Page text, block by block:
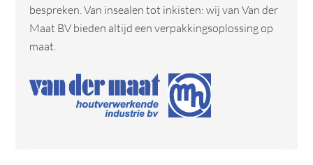
bespreken. Van insealen tot inkisten: wij van Van der
Maat BV bieden altijd een verpakkingsoplossing op
maat.